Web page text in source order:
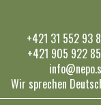
+421 31 552 93
+421 905 922
Wir sprechen